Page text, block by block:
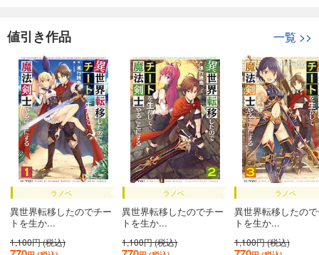
値引き作品 一覧 >>
ラノベ
異世界転移したのでチー
トを生か...
1,100円 (税込)
ラノベ
異世界転移したのでチー
トを生か...
1,100円 (税込)
ラノベ
異世界転移したの
トを生か...
1,100円 (税込)